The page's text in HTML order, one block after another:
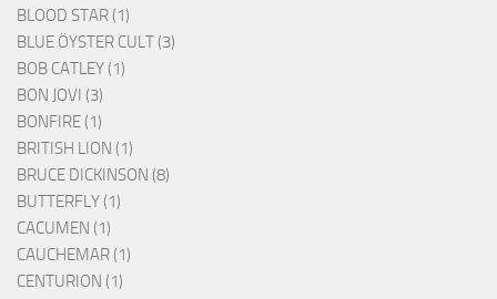
BLOOD STAR (1)
BLUE ÖYSTER CULT (3)
BOB CATLEY (1)
BON JOVI (3)
BONFIRE (1)
BRITISH LION (1)
BRUCE DICKINSON (8)
BUTTERFLY (1)
CACUMEN (1)
CAUCHEMAR (1)
CENTURION (1)